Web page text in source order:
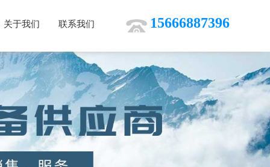
15666887396
关于我们 联系我们